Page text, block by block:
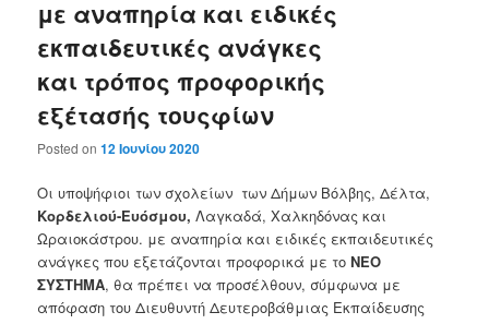
με αναπηρία και ειδικές
εκπαιδευτικές ανάγκες
και τρόπος προφορικής
εξέτασής τουςφίων
Posted on12 Ιουνίου 2020
Οι υποψήφιοι των σχολείων των Δήμων Βόλβης, Δέλτα,
Κορδελιού-Ευόσμου, Λαγκαδά, Χαλκηδόνας και
Ωραιοκάστρου. με αναπηρία και ειδικές εκπαιδευτικές
ανάγκες που εξετάζονται προφορικά με τοΝΕΟ
ΣΥΣΤΗΜΑ, θα πρέπει να προσέλθουν, σύμφωνα με
απόφαση του Διευθυντή Δευτεροβάθμιας Εκπαίδευσης